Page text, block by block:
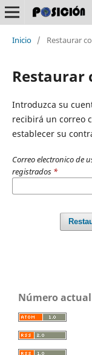
Inicio / Restaurar
Restaurar
Introduzca su
recibirá un correo
establecer su
Correo electronico de
registrados *
Número actual